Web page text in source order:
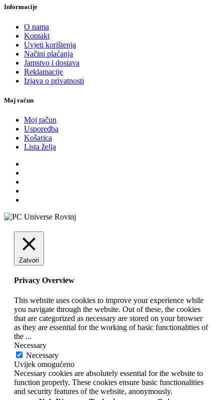
Informacije
O nama
Kontakt
Uvjeti korištenja
Načini plaćanja
Jamstvo i dostava
Reklamacije
Izjava o privatnosti
Moj račun
Moj račun
Usporedba
Košarica
Lista želja
Zatvori
Privacy Overview
This website uses cookies to improve your experience while
you navigate through the website. Out of these, the cookies
that are categorized as necessary are stored on your browser
as they are essential for the working of basic functionalities of
the ...
Necessary
Necessary
Uvijek omogućeno
Necessary cookies are absolutely essential for the website to
function properly. These cookies ensure basic functionalities
and security features of the website, anonymously.